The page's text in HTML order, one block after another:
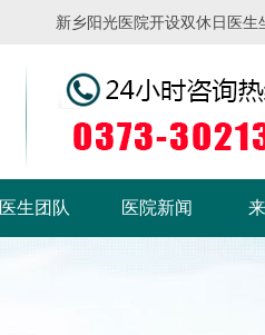
新乡阳光医院开设双休日医
医生团队 医院新闻